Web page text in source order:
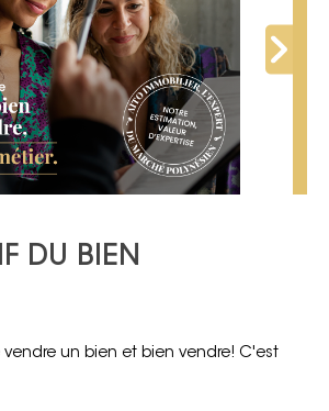
DU BIEN
vendre un bien et bien vendre! C'est